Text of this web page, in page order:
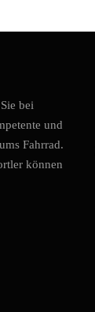
bei
und
Fahrrad.
können